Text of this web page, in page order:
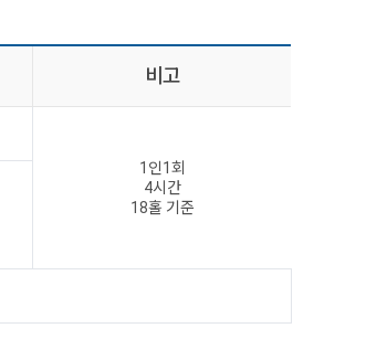
비고
1인1회
4시간
18홀 기준